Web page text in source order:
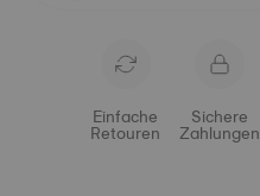
Einfache
Retouren
Sichere
Zahlungen